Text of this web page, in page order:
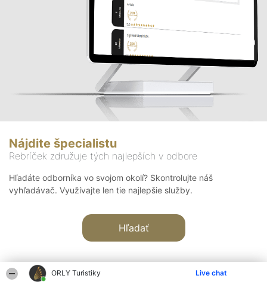
ORLY Turistiky Live chat
Nájdite špecialistu
Rebríček združuje tých najlepších v odbore
Hľadáte odborníka vo svojom okolí? Skontrolujte náš
vyhľadávač. Využívajte len tie najlepšie služby.
Hľadať